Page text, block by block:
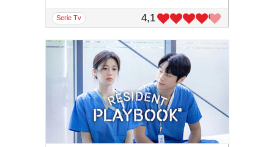
serie Tv 4,1